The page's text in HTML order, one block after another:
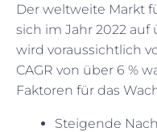
Der weltweite Markt
sich im Jahr 2022 auf
wird voraussichtlich
CAGR von über 6 %
Faktoren für das
Steigende